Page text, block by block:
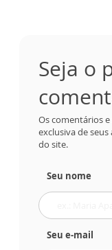
Seja o
Os comentários
exclusiva de
do site.
Seu nome
Seu e-mail